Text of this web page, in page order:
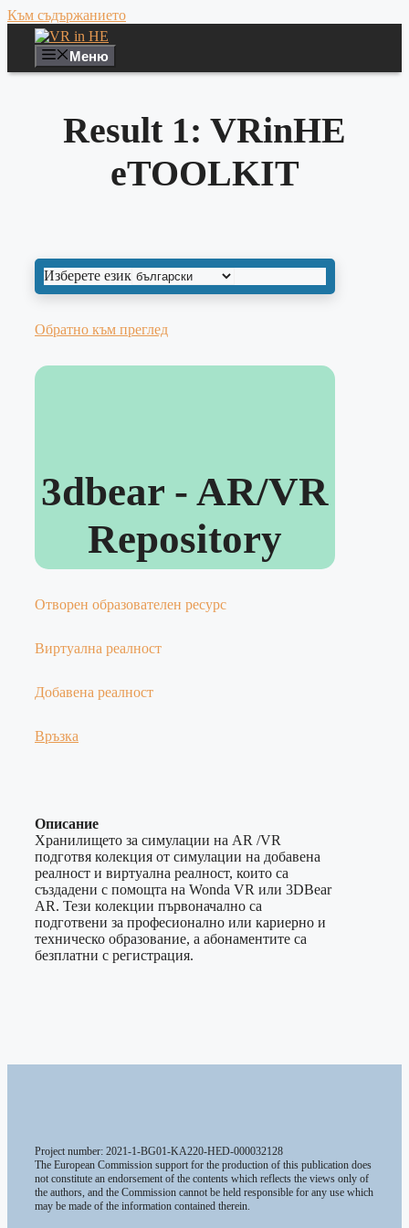
Към съдържанието
Меню
Result 1: VRinHE
eTOOLKIT
Изберете език
Обратно към преглед
3dbear - AR/VR
Repository
Отворен образователен ресурс
Виртуална реалност
Добавена реалност
Връзка
Описание
Хранилището за симулации на AR /VR
подготвя колекция от симулации на добавена
реалност и виртуална реалност, които са
създадени с помощта на Wonda VR или 3DBear
AR. Тези колекции първоначално са
подготвени за професионално или кариерно и
техническо образование, а абонаментите са
безплатни с регистрация.
Project number: 2021-1-BG01-KA220-HED-000032128
The European Commission support for the production of this publication does
not constitute an endorsement of the contents which reflects the views only of
the authors, and the Commission cannot be held responsible for any use which
may be made of the information contained therein.